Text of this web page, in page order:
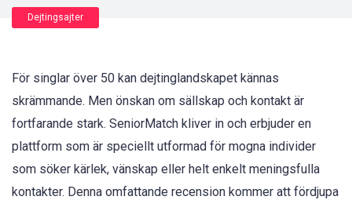
Dejtingsajter
För singlar över 50 kan dejtinglandskapet kännas
skrämmande. Men önskan om sällskap och kontakt är
fortfarande stark. SeniorMatch kliver in och erbjuder en
plattform som är speciellt utformad för mogna individer
som söker kärlek, vänskap eller helt enkelt meningsfulla
kontakter. Denna omfattande recension kommer att fördjupa